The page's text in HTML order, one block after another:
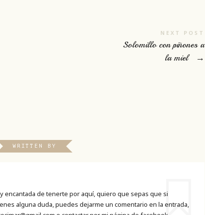
NEXT POST
Solomillo con piñones a
la miel
→
WRITTEN BY
encantada de tenerte por aquí, quiero que sepas que si
alguna duda, puedes dejarme un comentario en la entrada,